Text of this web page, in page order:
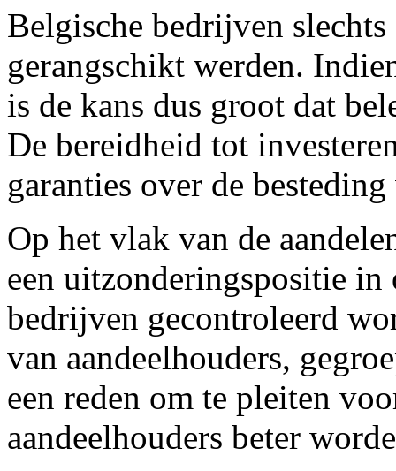
Belgische bedrijven slechts
gerangschikt werden.
is de kans dus groot dat
De bereidheid tot
garanties over de
Op het vlak van de
een uitzonderingspositie
bedrijven gecontroleerd
van aandeelhouders,
een reden om te pleiten
aandeelhouders beter